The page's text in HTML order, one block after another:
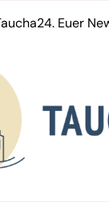
Euer